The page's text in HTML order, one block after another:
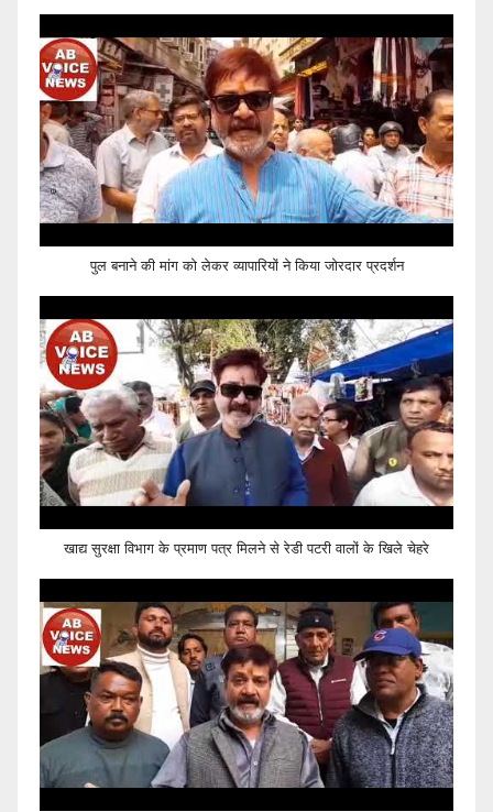
पुल बनाने की मांग को लेकर व्यापारियों ने किया जोरदार प्रदर्शन
खाद्य सुरक्षा विभाग के प्रमाण पत्र मिलने से रेडी पटरी वालों के खिले चेहरे